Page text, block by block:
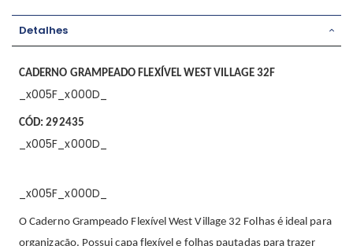
Detalhes
CADERNO GRAMPEADO FLEXÍVEL WEST VILLAGE 32F
_x005F_x000D_
CÓD: 292435
_x005F_x000D_
_x005F_x000D_
O Caderno Grampeado Flexível West Village 32 Folhas é ideal para
organização. Possui capa flexível e folhas pautadas para trazer